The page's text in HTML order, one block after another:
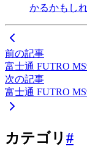
かるかもし
前の記事
富士通 FUTRO
次の記事
富士通 FUTRO
カテゴリ #